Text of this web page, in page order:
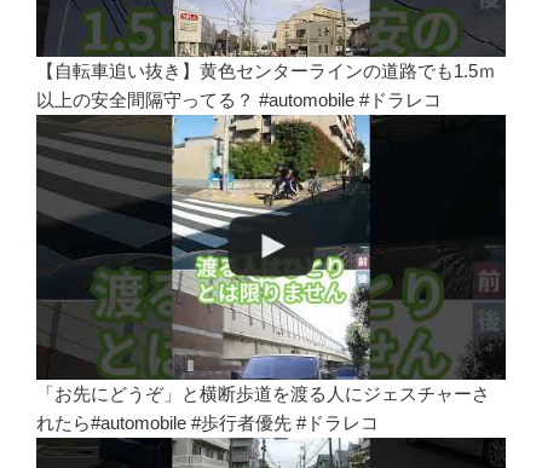
【自転車追い抜き】黄色センターラインの道路でも1.5ｍ
以上の安全間隔守ってる？ #automobile #ドラレコ
「お先にどうぞ」と横断歩道を渡る人にジェスチャーさ
れたら#automobile #歩行者優先 #ドラレコ